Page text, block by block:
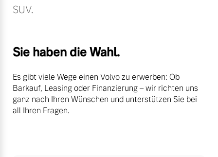
direkt an.
SUV.
Sie haben die Wahl.
Es gibt viele Wege einen Volvo zu erwerben: Ob
Barkauf, Leasing oder Finanzierung – wir richten uns
ganz nach Ihren Wünschen und unterstützen Sie bei
all Ihren Fragen.